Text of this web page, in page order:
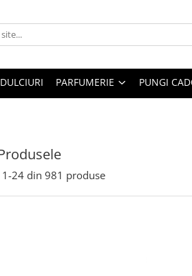
DULCIURI PARFUMERIE PUNGI
1-24 din 981 produse